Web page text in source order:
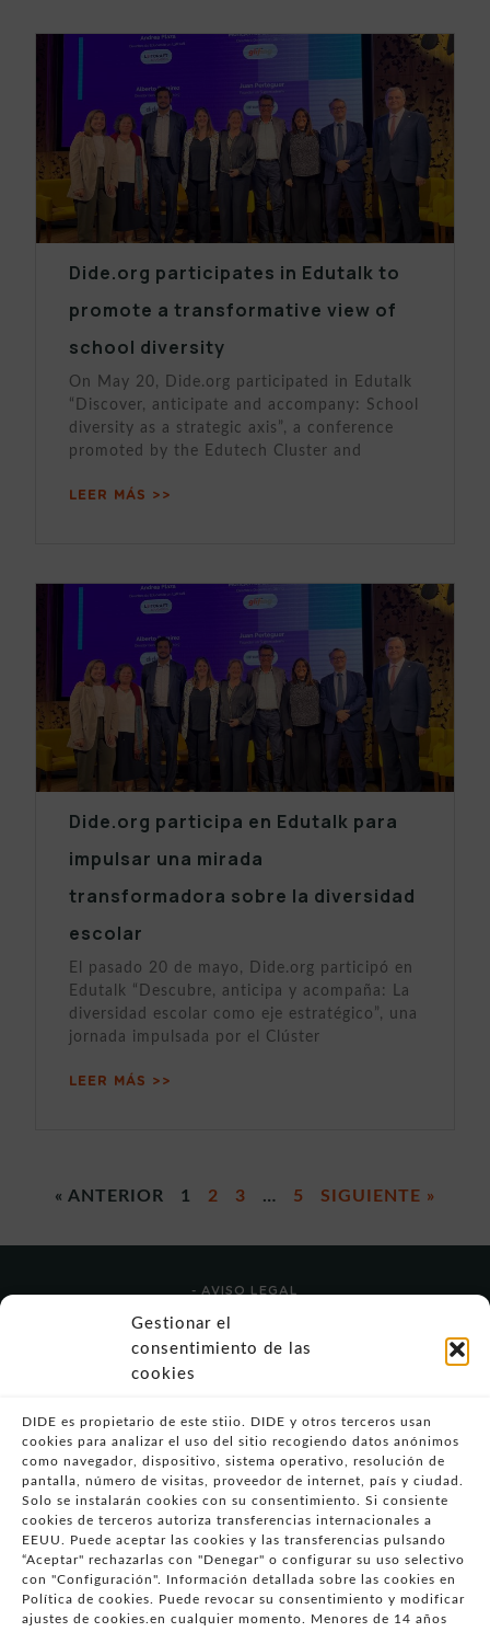
Gestionar el
consentimiento de las
cookies
DIDE es propietario de este stiio. DIDE y otros terceros usan
cookies para analizar el uso del sitio recogiendo datos anónimos
como navegador, dispositivo, sistema operativo, resolución de
pantalla, número de visitas, proveedor de internet, país y ciudad.
Solo se instalarán cookies con su consentimiento. Si consiente
cookies de terceros autoriza transferencias internacionales a
EEUU. Puede aceptar las cookies y las transferencias pulsando
“Aceptar" rechazarlas con "Denegar" o configurar su uso selectivo
con "Configuración". Información detallada sobre las cookies en
Política de cookies. Puede revocar su consentimiento y modificar
ajustes de cookies.en cualquier momento. Menores de 14 años
Dide.org participates in Edutalk to
promote a transformative view of
school diversity
On May 20, Dide.org participated in Edutalk
“Discover, anticipate and accompany: School
diversity as a strategic axis”, a conference
promoted by the Edutech Cluster and
LEER MÁS >>
Dide.org participa en Edutalk para
impulsar una mirada
transformadora sobre la diversidad
escolar
El pasado 20 de mayo, Dide.org participó en
Edutalk “Descubre, anticipa y acompaña: La
diversidad escolar como eje estratégico”, una
jornada impulsada por el Clúster
LEER MÁS >>
« ANTERIOR 1 2 3 … 5 SIGUIENTE »
- AVISO LEGAL
- POLÍTICA DE USO
- POLÍTICA DE PRIVACIDAD
- POLÍTICA DE COOKIES (UE)
VULNERABILIDADES
- CONDICIONES PARTICULARES DE COMPRA
- GUÍA DE COMPRA
- GUÍA DE PRIVACIDAD
- DESISTIMIENTO
- ATENCIÓN AL CLIENTE